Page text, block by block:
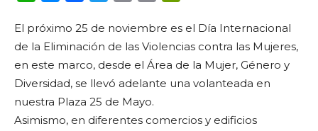
El próximo 25 de noviembre es el Día Internacional
de la Eliminación de las Violencias contra las Mujeres,
en este marco, desde el Área de la Mujer, Género y
Diversidad, se llevó adelante una volanteada en
nuestra Plaza 25 de Mayo.
Asimismo, en diferentes comercios y edificios